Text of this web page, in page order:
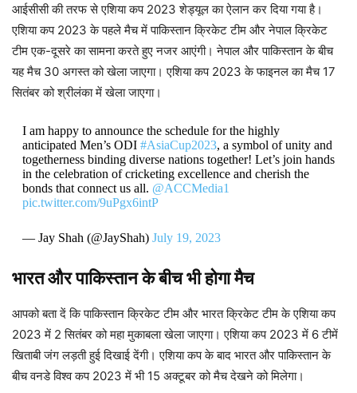
आईसीसी की तरफ से एशिया कप 2023 शेड्यूल का ऐलान कर दिया गया है।
एशिया कप 2023 के पहले मैच में पाकिस्तान क्रिकेट टीम और नेपाल क्रिकेट
टीम एक-दूसरे का सामना करते हुए नजर आएंगी। नेपाल और पाकिस्तान के बीच
यह मैच 30 अगस्त को खेला जाएगा। एशिया कप 2023 के फाइनल का मैच 17
सितंबर को श्रीलंका में खेला जाएगा।
I am happy to announce the schedule for the highly
anticipated Men’s ODI #AsiaCup2023, a symbol of unity and
togetherness binding diverse nations together! Let’s join hands
in the celebration of cricketing excellence and cherish the
bonds that connect us all. @ACCMedia1
pic.twitter.com/9uPgx6intP
— Jay Shah (@JayShah) July 19, 2023
भारत और पाकिस्तान के बीच भी होगा मैच
आपको बता दें कि पाकिस्तान क्रिकेट टीम और भारत क्रिकेट टीम के एशिया कप
2023 में 2 सितंबर को महा मुकाबला खेला जाएगा। एशिया कप 2023 में 6 टीमें
खिताबी जंग लड़ती हुई दिखाई देंगी। एशिया कप के बाद भारत और पाकिस्तान के
बीच वनडे विश्व कप 2023 में भी 15 अक्टूबर को मैच देखने को मिलेगा।